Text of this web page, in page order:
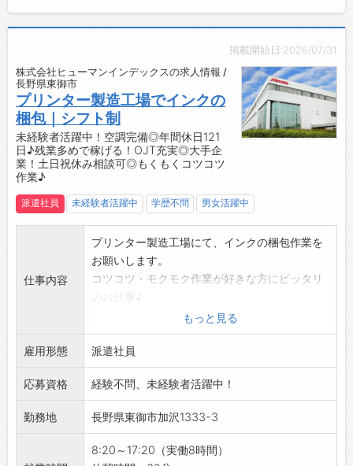
【利便性◎】
・職場から徒歩11分の場所にコンビニがあり、
・車通勤OKで通勤ストレス軽減！
・無料駐車場完備だから、日々の通勤も快適で
す◎
【やりがい】
・自分の手で製品を仕上げていく達成感を味わ
えます！
・プラスチック精密成型および電子機器部品分
野で、高い技術力と品質を追求し続けている企
業です。
・「気配り」の精神を大切にし、社員全員が一
丸となってお客様満足度の向上に取り組んでい
・品質最優先の姿勢と、変化に柔軟に対応する
力で新しい価値の創造に挑戦できる環境です◎
・「人にやさしい」「地球にやさしい」をモッ
トーに、社会・環境に配慮した企業活動を行っ
ています。
・社員一人ひとりの個性を尊重し、働きがいを
感じられる職場づくりを推進しています。
◇未経験から製造業にチャレンジしたい方
掲載開始日:2026/07/31
株式会社ヒューマンインデックスの求人情報 /
長野県東御市
プリンター製造工場でインクの
梱包｜シフト制
未経験者活躍中！空調完備◎年間休日121
日♪残業多めで稼げる！OJT充実◎大手企
業！土日祝休み相談可◎もくもくコツコツ
作業♪
派遣社員 未経験者活躍中 学歴不問 男女活躍中
仕事内容
プリンター製造工場にて、インクの梱包作業を
お願いします。
コツコツ・モクモク作業が好きな方にピッタリ
未経験からスタートできるシンプルな軽作業な
ので、工場勤務が初めての方も安心です！
【具体的な業務内容】
・インク製品の梱包作業
・簡単な入力作業
【おすすめポイント】
◆未経験歓迎！
・シンプルな作業が中心なので、初めての方も
もっと見る
雇用形態 派遣社員
応募資格 経験不問、未経験者活躍中！
勤務地 長野県東御市加沢1333-3
8:20～17:20（実働8時間）